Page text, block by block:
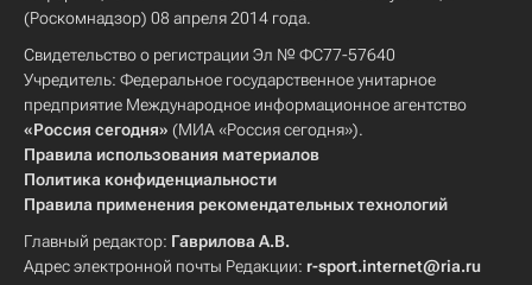
(Роскомнадзор) 08 апреля 2014 года.
Свидетельство о регистрации Эл № ФС77-57640
Учредитель: Федеральное государственное унитарное
предприятие Международное информационное агентство
«Россия сегодня» (МИА «Россия сегодня»).
Правила использования материалов
Политика конфиденциальности
Правила применения рекомендательных технологий
Главный редактор: Гаврилова А.В.
Адрес электронной почты Редакции: r-sport.internet@ria.ru